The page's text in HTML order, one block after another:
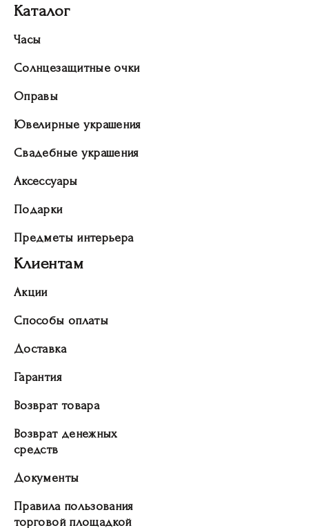
Каталог
Часы
Солнцезащитные очки
Оправы
Ювелирные украшения
Свадебные украшения
Аксессуары
Подарки
Предметы интерьера
Клиентам
Акции
Способы оплаты
Доставка
Гарантия
Возврат товара
Возврат денежных
средств
Документы
Правила пользования
торговой площадкой